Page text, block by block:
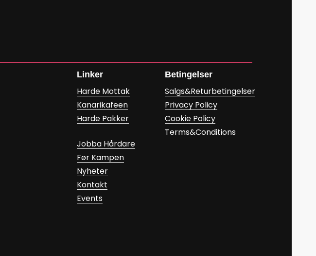
Linker
Harde Mottak
Kanarikafeen
Harde Pakker
Jobba Hårdare
Før Kampen
Nyheter
Kontakt
Events
Betingelser
Salgs&Returbetingelser
Privacy Policy
Cookie Policy
Terms&Conditions